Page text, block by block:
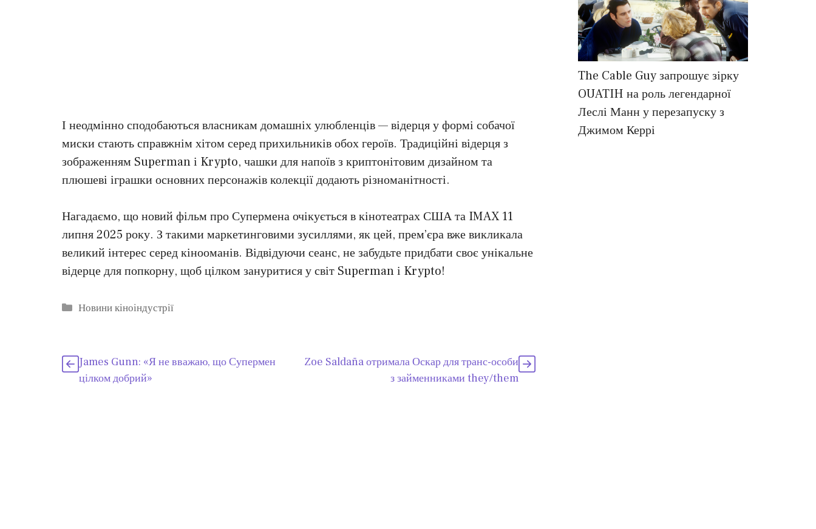
І неодмінно сподобаються власникам домашніх улюбленців — відерця у формі собачої
миски стають справжнім хітом серед прихильників обох героїв. Традиційні відерця з
зображенням Superman і Krypto, чашки для напоїв з криптонітовим дизайном та
плюшеві іграшки основних персонажів колекції додають різноманітності.
Нагадаємо, що новий фільм про Супермена очікується в кінотеатрах США та IMAX 11
липня 2025 року. З такими маркетинговими зусиллями, як цей, прем’єра вже викликала
великий інтерес серед кінооманів. Відвідуючи сеанс, не забудьте придбати своє унікальне
відерце для попкорну, щоб цілком зануритися у світ Superman і Krypto!
Категорії
Новини кіноіндустрії
James Gunn: «Я не вважаю, що Супермен
цілком добрий»
Zoe Saldaña отримала Оскар для транс-особи
з займенниками they/them
The Cable Guy запрошує зірку
OUATIH на роль легендарної
Леслі Манн у перезапуску з
Джимом Керрі